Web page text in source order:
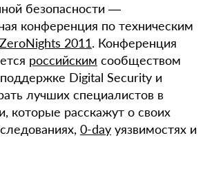
безопасности —
конференция по техническим
ZeroNights 2011. Конференция
российским сообществом
Digital Security и
лучших специалистов в
которые расскажут о своих
0-day уязвимостях и